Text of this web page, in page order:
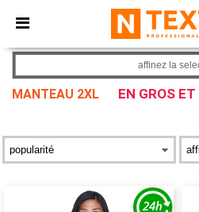
× Appli Ntextil
Meilleurs prix sur l’app !
MANTEAU 2XL EN GROS
affinez la